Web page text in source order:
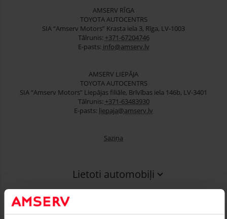
AMSERV RĪGA
TOYOTA AUTOCENTRS
SIA “Amserv Motors” Krasta iela 3, Rīga, LV-1003
Tālrunis: +371-67204746
E-pasts: info@amserv.lv
AMSERV LIEPĀJA
TOYOTA AUTOCENTRS
SIA “Amserv Motors” Liepājas filiāle, Brīvības iela 146b, LV-3401
Tālrunis: +371-63483930
E-pasts: liepaja@amserv.lv
Saziņa
Lietoti automobiļi
Serviss